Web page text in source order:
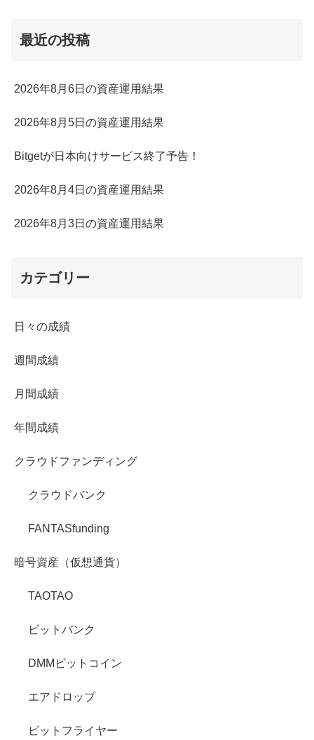
最近の投稿
2026年8月6日の資産運用結果
2026年8月5日の資産運用結果
Bitgetが日本向けサービス終了予告！
2026年8月4日の資産運用結果
2026年8月3日の資産運用結果
カテゴリー
日々の成績
週間成績
月間成績
年間成績
クラウドファンディング
クラウドバンク
FANTASfunding
暗号資産（仮想通貨）
TAOTAO
ビットバンク
DMMビットコイン
エアドロップ
ビットフライヤー